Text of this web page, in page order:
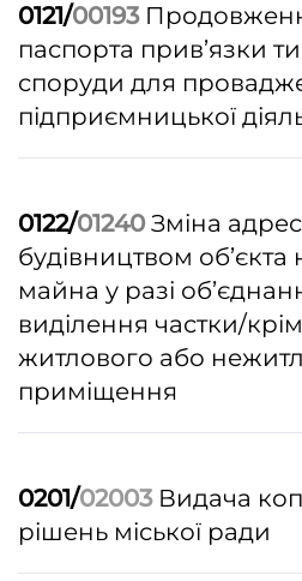
0121/00193
паспорта прив’язки
споруди для
підприємницької
0122/01240 Зміна
будівництвом
майна у разі
виділення частки/
житлового або
приміщення
0201/02003 Видача
рішень міської ради